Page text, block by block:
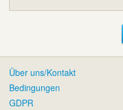
Über uns/Kontakt
Bedingungen
GDPR